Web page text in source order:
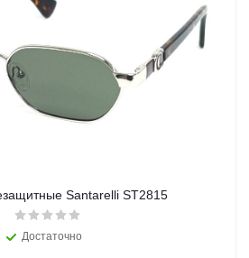
Santarelli ST2815
Достаточно